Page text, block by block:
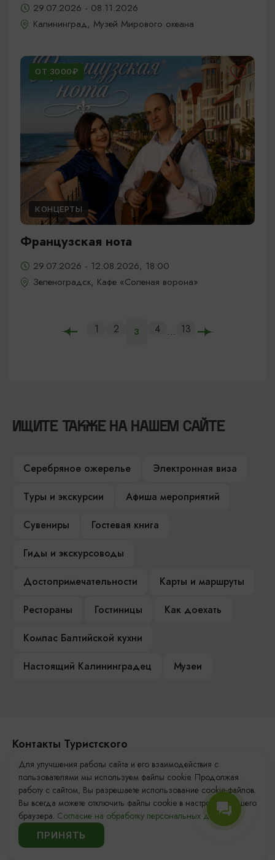
29.07.2026 - 08.11.2026
Калининград, Музей Мирового океана
ОТ 3000₽
КОНЦЕРТЫ
Французская нота
29.07.2026 - 12.08.2026, 18:00
Зеленоградск, Кафе «Соленая ворона»
1 2 3 4 ... 13
ИЩИТЕ ТАКЖЕ НА НАШЕМ САЙТЕ
Серебряное ожерелье
Электронная виза
Туры и экскурсии
Афиша мероприятий
Сувениры
Гостевая книга
Гиды и экскурсоводы
Достопримечательности
Карты и маршруты
Рестораны
Гостиницы
Как доехать
Компас Балтийской кухни
Настоящий Калининградец
Музеи
Контакты Туристского
информационного центра
+7 (4012) 555-200
8 (800) 200-55-39
info@visit-kaliningrad.ru
Для улучшения работы сайта и его взаимодействия с
пользователями мы используем файлы cookie. Продолжая
работу с сайтом, Вы разрешаете использование cookie-файлов.
Вы всегда можете отключить файлы cookie в настройках Вашего
браузера. Согласие на обработку персональных данных.
ПРИНЯТЬ